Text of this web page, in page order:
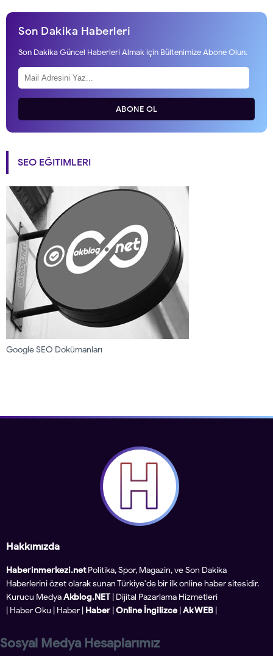
Son Dakika Haberleri
Son Dakika Güncel Haberleri Almak için Bültenimize Abone Olun.
ABONE OL
SEO EĞITIMLERI
Google SEO Dokümanları
Hakkımızda
Haberinmerkezi.netPolitika, Spor, Magazin, ve Son Dakika
Haberlerini özet olarak sunan Türkiye'de bir ilk online haber sitesidir.
Kurucu MedyaAkblog.NET | Dijital Pazarlama Hizmetleri
Haber Oku Haber Haber Online İngilizce Ak WEB
Sosyal Medya Hesaplarımız